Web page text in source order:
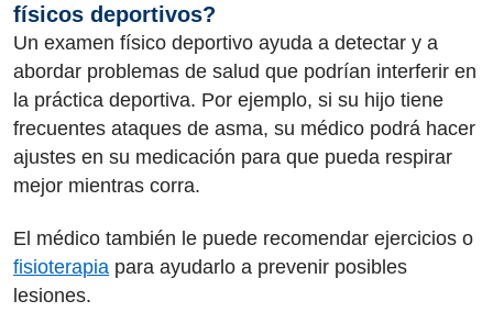
físicos deportivos?
Un examen físico deportivo ayuda a detectar y a
abordar problemas de salud que podrían interferir en
la práctica deportiva. Por ejemplo, si su hijo tiene
frecuentes ataques de asma, su médico podrá hacer
ajustes en su medicación para que pueda respirar
mejor mientras corra.
El médico también le puede recomendar ejercicios o
fisioterapia para ayudarlo a prevenir posibles
lesiones.